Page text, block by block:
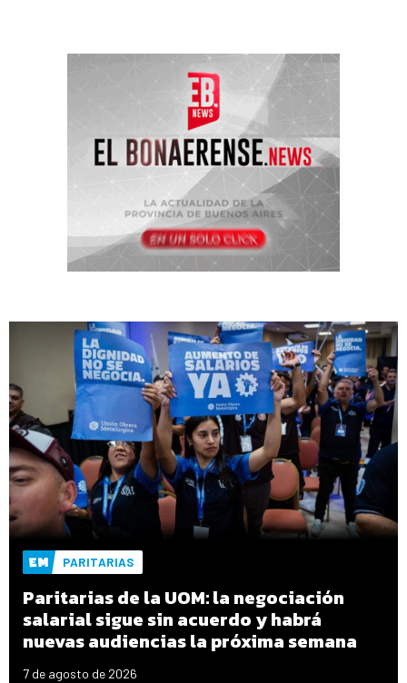
PARITARIAS
Paritarias de la UOM: la negociación
salarial sigue sin acuerdo y habrá
nuevas audiencias la próxima semana
7 de agosto de 2026